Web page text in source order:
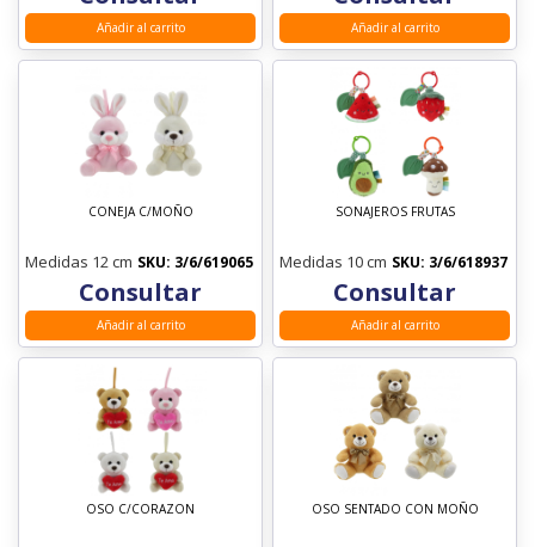
Añadir al carrito Añadir al carrito
CONEJA C/MOÑO
Medidas 12 cm SKU: 3/6/619065
Consultar
Añadir al carrito
SONAJEROS FRUTAS
Medidas 10 cm SKU: 3/6/618937
Consultar
Añadir al carrito
OSO C/CORAZON OSO SENTADO CON MOÑO